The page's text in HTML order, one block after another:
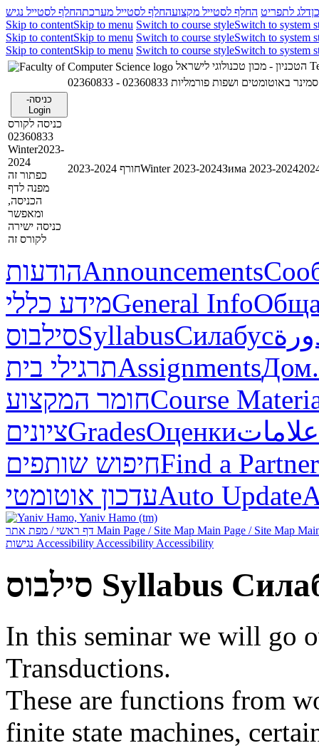
דלג לתפריט החלף לסטייל מקצועהחלף לסטייל מערכתהחלף לסטייל נגיש
Skip to contentSkip to menu Switch to course styleSwitch to system
Skip to contentSkip to menu Switch to course styleSwitch to system
Skip to contentSkip to menu Switch to course styleSwitch to system
02360833 - סמינר באוטומטים ושפות פורמליות
כניסה-
Login
כניסה לקורס
02360833
Winter2023-
2024
כפתור זה
מפנה לדף
הכניסה,
ומאפשר
כניסה ישירה
לקורס זה
חורף 2023-2024Winter 2023-2024Зима 2023-2024
הודעותAnnouncements
מידע כלליGeneral Info
סילבוסSyllabusСилабус
תרגילי ביתAssignmentsДом.
חומר המקצועCourse
ציוניםGradesОценкиعلامات
חיפוש שותפיםFind a Partner
עדכון אוטומטיAuto Update
Main Page / Site Map Main Page / Site Map
Accessibility Accessibility Accessibility
סילבוס Syllabus
In this seminar we will go
Transductions.
These are functions from
finite state machines,